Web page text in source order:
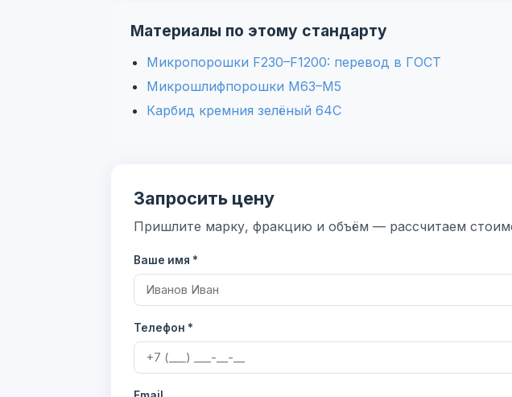
Материалы по этому стандарту
Микропорошки F230–F1200: перевод в ГОСТ
Микрошлифпорошки М63–М5
Карбид кремния зелёный 64С
Запросить цену
Пришлите марку, фракцию и объём — рассчитаем
Ваше имя *
Телефон *